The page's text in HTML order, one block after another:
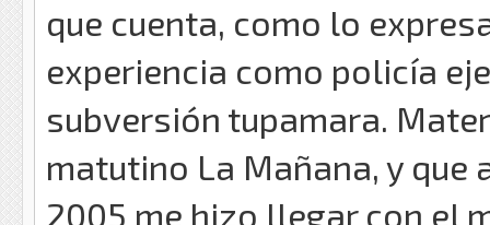
que cuenta, como lo
experiencia como policía
subversión tupamara.
matutino La Mañana, y que
2005 me hizo llegar con el